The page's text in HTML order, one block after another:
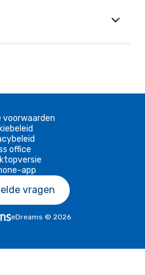
voorwaarden
office
app
vragen
eDreams © 2026